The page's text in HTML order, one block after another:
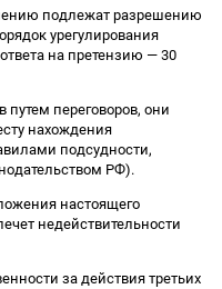
подлежат разрешению
урегулирования
на претензию — 30
путем переговоров, они
нахождения
подсудности,
РФ).
настоящего
недействительности
за действия третьих